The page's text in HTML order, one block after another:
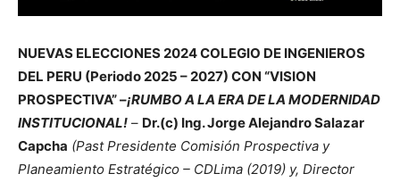
NUEVAS ELECCIONES 2024 COLEGIO DE INGENIEROS
DEL PERU (Periodo 2025 – 2027) CON “VISION
PROSPECTIVA” –¡RUMBO A LA ERA DE LA MODERNIDAD
INSTITUCIONAL! – Dr.(c) Ing. Jorge Alejandro Salazar
Capcha (Past Presidente Comisión Prospectiva y
Planeamiento Estratégico – CDLima (2019) y, Director